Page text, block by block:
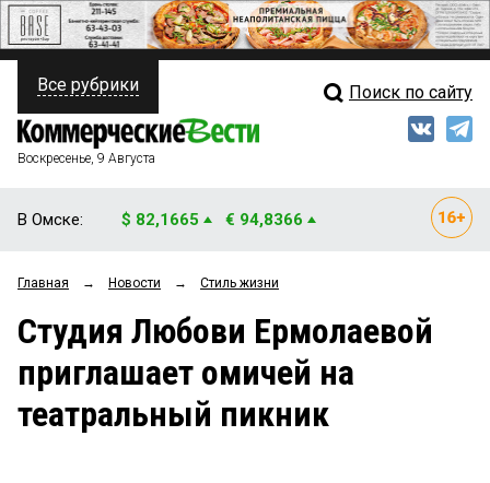
ПОЛИТИКА
ФИНАНСЫ
ОБЩЕСТВО
ЗАКОН
НОВОСТИ КОМПАНИЙ
Свежий выпуск
Рейтинги
Блоги
Архив
Все рубрики Поиск по сайту
Воскресенье, 9 Августа
В Омске: $ 82,1665 € 94,8366
Главная → Новости → Стиль жизни
Студия Любови Ермолаевой
приглашает омичей на
театральный пикник